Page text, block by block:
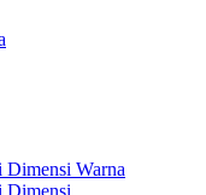
Warna
Dimensi